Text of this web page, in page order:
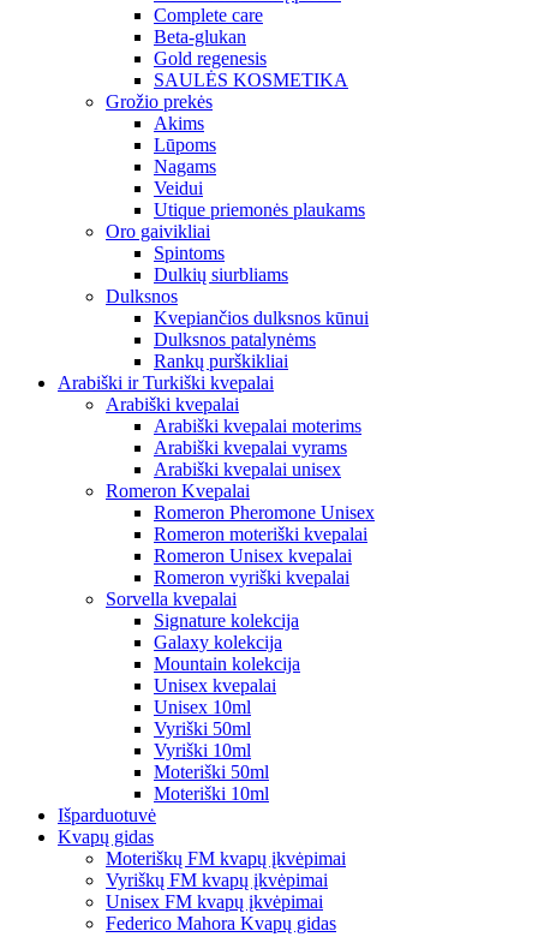
Complete care
Beta-glukan
Gold regenesis
SAULĖS KOSMETIKA
Grožio prekės
Akims
Lūpoms
Nagams
Veidui
Utique priemonės plaukams
Oro gaivikliai
Spintoms
Dulkių siurbliams
Dulksnos
Kvepiančios dulksnos kūnui
Dulksnos patalynėms
Rankų purškikliai
Arabiški ir Turkiški kvepalai
Arabiški kvepalai
Arabiški kvepalai moterims
Arabiški kvepalai vyrams
Arabiški kvepalai unisex
Romeron Kvepalai
Romeron Pheromone Unisex
Romeron moteriški kvepalai
Romeron Unisex kvepalai
Romeron vyriški kvepalai
Sorvella kvepalai
Signature kolekcija
Galaxy kolekcija
Mountain kolekcija
Unisex kvepalai
Unisex 10ml
Vyriški 50ml
Vyriški 10ml
Moteriški 50ml
Moteriški 10ml
Išparduotuvė
Kvapų gidas
Moteriškų FM kvapų įkvėpimai
Vyriškų FM kvapų įkvėpimai
Unisex FM kvapų įkvėpimai
Federico Mahora Kvapų gidas